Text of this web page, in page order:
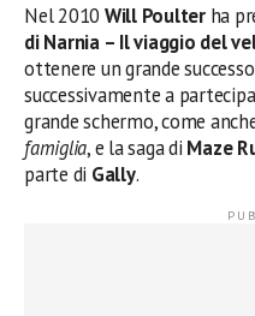
Nel 2010 Will Poulterha
di Narnia – Il viaggio del
ottenere un grande
successivamente a
grande schermo, come
famiglia, e la saga di Maze
parte di Gally.